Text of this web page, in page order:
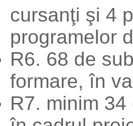
cursanţi şi 4
programelor
R6. 68 de
formare, în
R7. minim